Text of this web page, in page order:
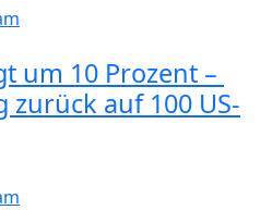
um 10 Prozent –
zurück auf 100 US-